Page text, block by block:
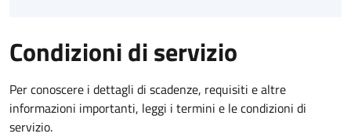
Condizioni di servizio
Per conoscere i dettagli di scadenze, requisiti e altre
informazioni importanti, leggi i termini e le condizioni di
servizio.